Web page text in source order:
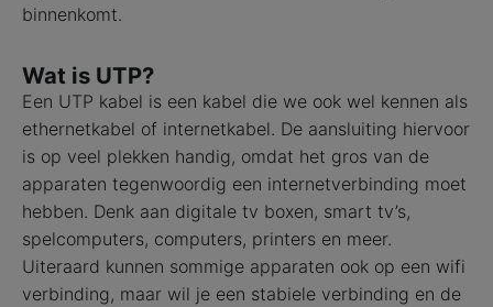
binnenkomt.
Wat is UTP?
Een UTP kabel is een kabel die we ook wel kennen als
ethernetkabel of internetkabel. De aansluiting hiervoor
is op veel plekken handig, omdat het gros van de
apparaten tegenwoordig een internetverbinding moet
hebben. Denk aan digitale tv boxen, smart tv’s,
spelcomputers, computers, printers en meer.
Uiteraard kunnen sommige apparaten ook op een wifi
verbinding, maar wil je een stabiele verbinding en de